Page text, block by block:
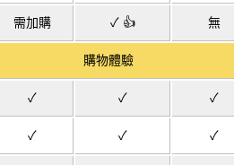
需加購 ✓ 👍 無
購物體驗
✓ ✓ ✓
✓ ✓ ✓